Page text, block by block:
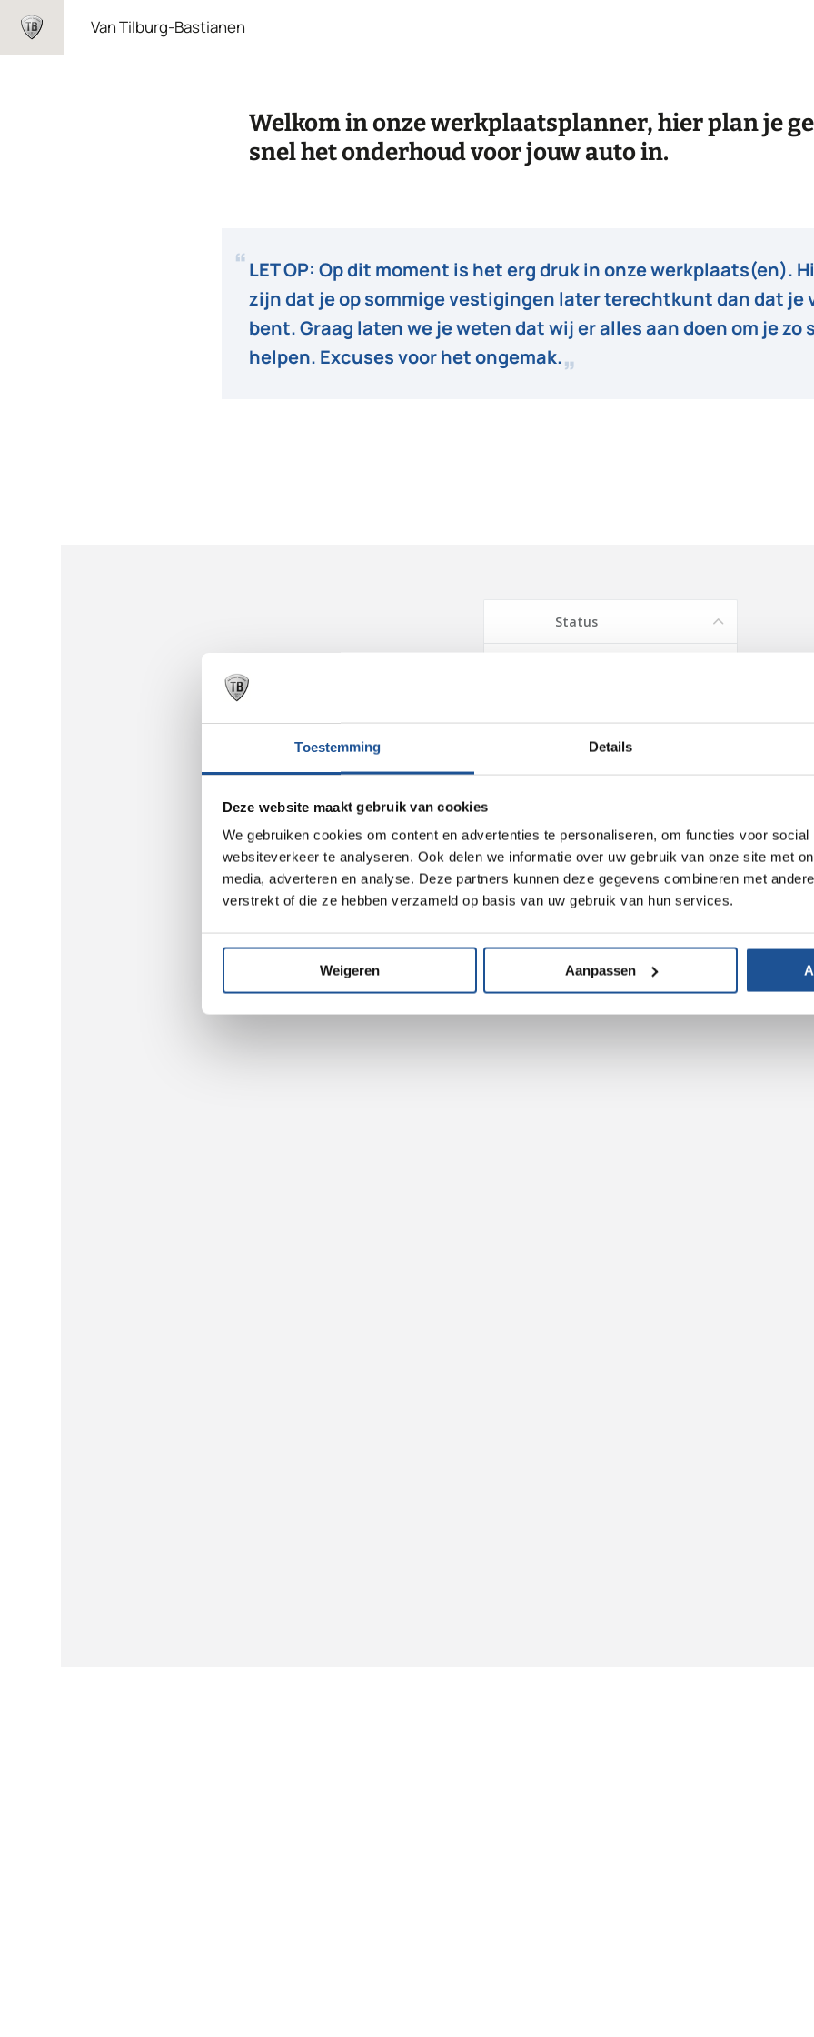
Toestemming Details
Deze website maakt gebruik van cookies
We gebruiken cookies om content en advertenties te personaliseren, om functies voor
websiteverkeer te analyseren. Ook delen we informatie over uw gebruik van onze site met
media, adverteren en analyse. Deze partners kunnen deze gegevens combineren met
verstrekt of die ze hebben verzameld op basis van uw gebruik van hun services.
Weigeren Aanpassen
Overslaan
naar
Van Tilburg-Bastianen
Welkom in onze werkplaatsplanner, hier plan je
snel het onderhoud voor jouw auto in.
LET OP: Op dit moment is het erg druk in onze werkplaats(en).
zijn dat je op sommige vestigingen later terechtkunt dan dat je
bent. Graag laten we je weten dat wij er alles aan doen om je zo
helpen. Excuses voor het ongemak.